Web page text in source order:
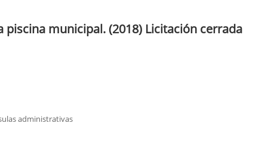
municipal. (2018) Licitación cerrada
administrativas